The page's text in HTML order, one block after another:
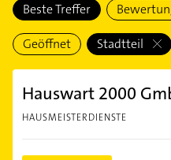
Beste Treffer
Geöffnet Stadtteil
Hauswart 2000
HAUSMEISTERDIENSTE